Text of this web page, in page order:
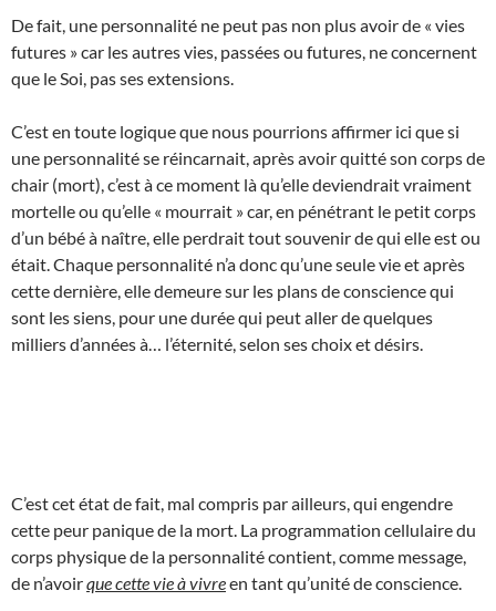
De fait, une personnalité ne peut pas non plus avoir de « vies
futures » car les autres vies, passées ou futures, ne concernent
que le Soi, pas ses extensions.
C’est en toute logique que nous pourrions affirmer ici que si
une personnalité se réincarnait, après avoir quitté son corps de
chair (mort), c’est à ce moment là qu’elle deviendrait vraiment
mortelle ou qu’elle « mourrait » car, en pénétrant le petit corps
d’un bébé à naître, elle perdrait tout souvenir de qui elle est ou
était. Chaque personnalité n’a donc qu’une seule vie et après
cette dernière, elle demeure sur les plans de conscience qui
sont les siens, pour une durée qui peut aller de quelques
milliers d’années à… l’éternité, selon ses choix et désirs.
C’est cet état de fait, mal compris par ailleurs, qui engendre
cette peur panique de la mort. La programmation cellulaire du
corps physique de la personnalité contient, comme message,
de n’avoirque cette vie à vivreen tant qu’unité de conscience.